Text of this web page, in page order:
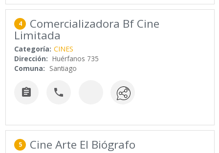
4 Comercializadora Bf Cine
Limitada
Categoría: CINES
Dirección: Huérfanos 735
Comuna: Santiago
 
5 Cine Arte El Biógrafo